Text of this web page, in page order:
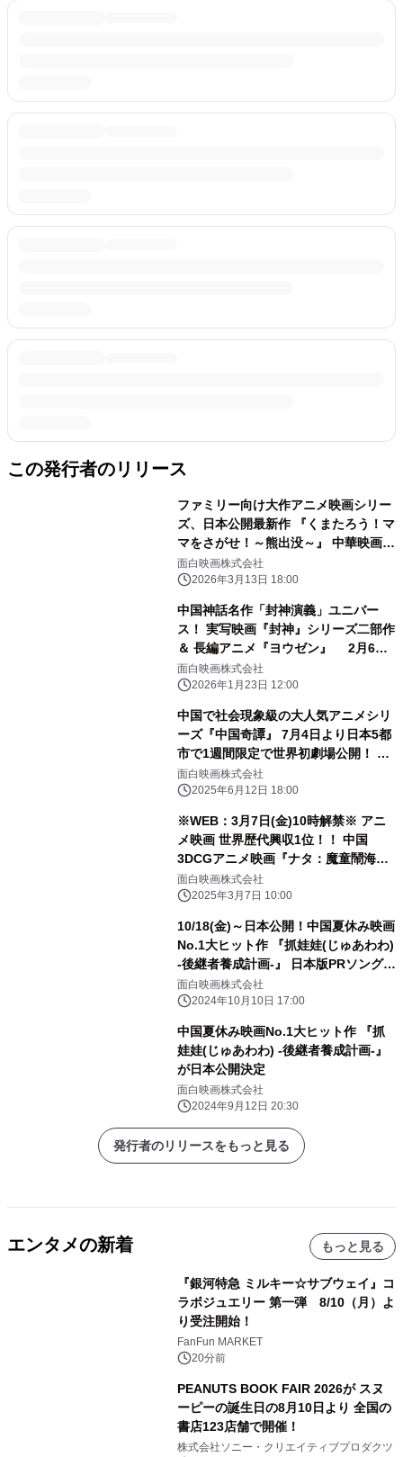
この発行者のリリース
ファミリー向け大作アニメ映画シリー
ズ、日本公開最新作 『くまたろう！マ
マをさがせ！～熊出没～』 中華映画特
集上映イベント「電影祭」にて限定上
映決定！ 予告編映像＆ポスタービジュ
アルが解禁！
面白映画株式会社
2026年3月13日 18:00
中国神話名作「封神演義」ユニバー
ス！ 実写映画『封神』シリーズ二部作
＆ 長編アニメ『ヨウゼン』 2月6日
(金)よりイオンシネマにて2週間限定
リバイバル上映決定！！
面白映画株式会社
2026年1月23日 12:00
中国で社会現象級の大人気アニメシリ
ーズ『中国奇譚』 7月4日より日本5都
市で1週間限定で世界初劇場公開！ 予
告編＆ポスタービジュアルが解禁！
面白映画株式会社
2025年6月12日 18:00
※WEB：3月7日(金)10時解禁※ アニ
メ映画 世界歴代興収1位！！ 中国
3DCGアニメ映画『ナタ：魔童鬧海』
世界的に大ヒットを受け、4月4日(金)
に緊急公開決定！！ 迫力満点のポスタ
面白映画株式会社
2025年3月7日 10:00
10/18(金)～日本公開！中国夏休み映画
No.1大ヒット作 『抓娃娃(じゅあわわ)
-後継者養成計画-』 日本版PRソングは
シンガーソングライターあらの最新曲
「Error」に決定！楽曲入り予告編が解
禁！
面白映画株式会社
2024年10月10日 17:00
中国夏休み映画No.1大ヒット作 『抓
娃娃(じゅあわわ) -後継者養成計画-』
が日本公開決定
面白映画株式会社
2024年9月12日 20:30
発行者のリリースをもっと見る
エンタメの新着 もっと見る
『銀河特急 ミルキー☆サブウェイ』コ
ラボジュエリー 第一弾 8/10（月）よ
り受注開始！
FanFun MARKET
20分前
PEANUTS BOOK FAIR 2026が スヌ
ーピーの誕生日の8月10日より 全国の
書店123店舗で開催！
株式会社ソニー・クリエイティブプロダクツ